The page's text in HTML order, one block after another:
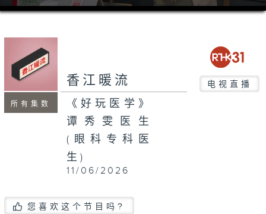
0
seconds
seconds
所有集数
香江暖流 电视直播
《好玩医学》
谭秀雯医生
(眼科专科医
生)
11/06/2026
您喜欢这个节目吗?